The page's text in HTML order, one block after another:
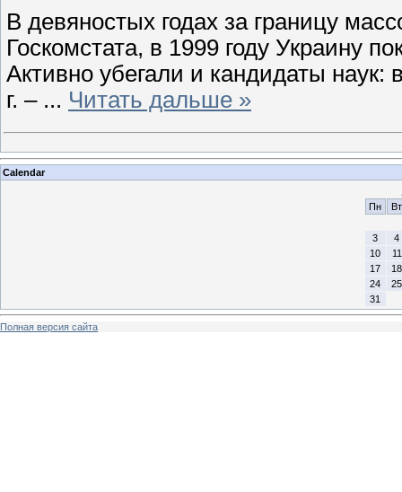
В девяностых годах за границу
Госкомстата, в 1999 году Украину
Активно убегали и кандидаты наук:
г. – ... Читать дальше »
Calendar
Пн
Вт
3
4
10
11
17
18
24
25
31
Полная версия сайта